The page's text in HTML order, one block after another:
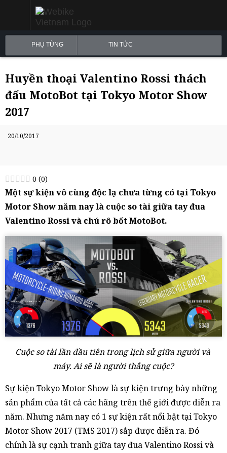
PHỤ TÙNG TIN TỨC
Huyền thoại Valentino Rossi thách
đấu MotoBot tại Tokyo Motor Show
2017
20/10/2017
0 (0)
Một sự kiện vô cùng độc lạ chưa từng có tại Tokyo
Motor Show năm nay là cuộc so tài giữa tay đua
Valentino Rossi và chú rô bốt MotoBot.
Cuộc so tài lần đầu tiên trong lịch sử giữa người và
máy. Ai sẽ là người thắng cuộc?​
Sự kiện Tokyo Motor Show là sự kiện trưng bày những
sản phẩm của tất cả các hãng trên thế giới được diễn ra
năm. Nhưng năm nay có 1 sự kiện rất nổi bật tại Tokyo
Motor Show 2017 (TMS 2017) sắp được diễn ra. Đó
chính là sự cạnh tranh giữa tay đua Valentino Rossi và